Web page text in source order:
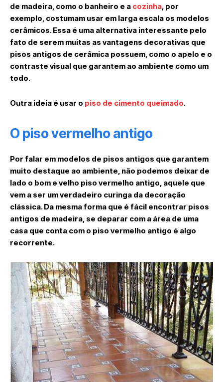
de madeira, como o banheiro e a cozinha, por
exemplo, costumam usar em larga escala os modelos
cerâmicos. Essa é uma alternativa interessante pelo
fato de serem muitas as vantagens decorativas que
pisos antigos de cerâmica possuem, como o apelo e o
contraste visual que garantem ao ambiente como um
todo.
Outra ideia é usar o piso de cimento queimado.
O piso vermelho antigo
Por falar em modelos de pisos antigos que garantem
muito destaque ao ambiente, não podemos deixar de
lado o bom e velho piso vermelho antigo, aquele que
vem a ser um verdadeiro curinga da decoração
clássica. Da mesma forma que é fácil encontrar pisos
antigos de madeira, se deparar com a área de uma
casa que conta com o piso vermelho antigo é algo
recorrente.